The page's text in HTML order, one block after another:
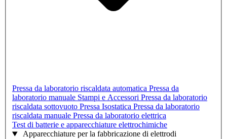
Pressa da laboratorio riscaldata automatica Pressa da
laboratorio manuale Stampi e Accessori Pressa da laboratorio
riscaldata sottovuoto Pressa Isostatica Pressa da laboratorio
riscaldata manuale Pressa da laboratorio elettrica
Test di batterie e apparecchiature elettrochimiche
Apparecchiature per la fabbricazione di elettrodi